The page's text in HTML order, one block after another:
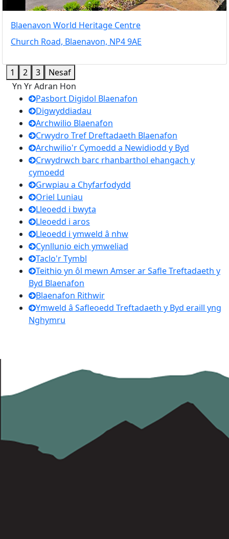
Blaenavon World Heritage Centre
Church Road, Blaenavon, NP4 9AE
1 2 3
Nesaf
Yn Yr Adran Hon
Pasbort Digidol Blaenafon
Digwyddiadau
Archwilio Blaenafon
Crwydro Tref Dreftadaeth Blaenafon
Archwilio'r Cymoedd a Newidiodd y Byd
Crwydrwch barc rhanbarthol ehangach y
cymoedd
Grwpiau a Chyfarfodydd
Oriel Luniau
Lleoedd i bwyta
Lleoedd i aros
Lleoedd i ymweld â nhw
Cynllunio eich ymweliad
Taclo'r Tymbl
Teithio yn ôl mewn Amser ar Safle Treftadaeth y
Byd Blaenafon
Blaenafon Rithwir
Ymweld â Safleoedd Treftadaeth y Byd eraill yng
Nghymru